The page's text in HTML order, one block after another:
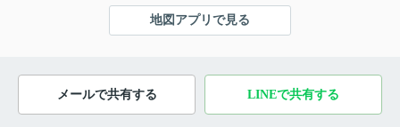
地図アプリで見る
メールで共有する LINEで共有する